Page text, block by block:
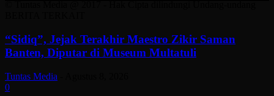
“Sidiq”, Jejak Terakhir Maestro Zikir Saman
Banten, Diputar di Museum Multatuli
Tuntas Media
0